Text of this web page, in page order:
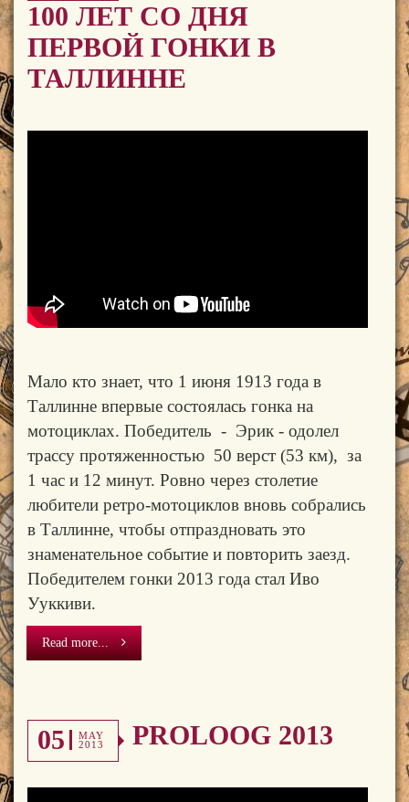
100 ЛЕТ СО ДНЯ
ПЕРВОЙ ГОНКИ В
ТАЛЛИННЕ
Мало кто знает, что 1 июня 1913 года в
Таллинне впервые состоялась гонка на
мотоциклах. Победитель - Эрик - одолел
трассу протяженностью 50 верст (53 км), за
1 час и 12 минут. Ровно через столетие
любители ретро-мотоциклов вновь собрались
в Таллинне, чтобы отпраздновать это
знаменательное событие и повторить заезд.
Победителем гонки 2013 года стал Иво
Ууккиви.
Read more...
05
MAY
2013
PROLOOG 2013